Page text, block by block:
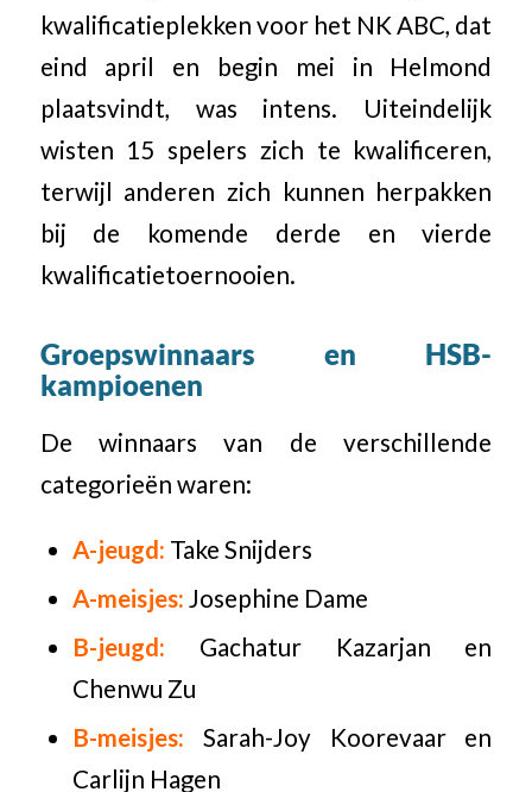
kwalificatieplekken voor het NK ABC, dat
eind april en begin mei in Helmond
plaatsvindt, was intens. Uiteindelijk
wisten 15 spelers zich te kwalificeren,
terwijl anderen zich kunnen herpakken
bij de komende derde en vierde
kwalificatietoernooien.
Groepswinnaars en HSB-
kampioenen
De winnaars van de verschillende
categorieën waren:
A-jeugd: Take Snijders
A-meisjes: Josephine Dame
B-jeugd: Gachatur Kazarjan en
Chenwu Zu
B-meisjes: Sarah-Joy Koorevaar en
Carlijn Hagen